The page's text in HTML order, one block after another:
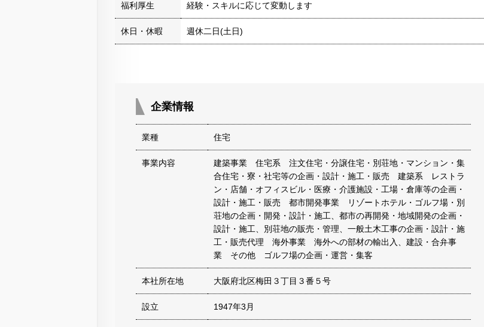
福利厚生
経験・スキルに応じて変動します
休日・休暇 週休二日(土日)
企業情報
業種 住宅
事業内容
建築事業 住宅系 注文住宅・分譲住宅・別荘地・マンション・集
合住宅・寮・社宅等の企画・設計・施工・販売 建築系 レストラ
ン・店舗・オフィスビル・医療・介護施設・工場・倉庫等の企画・
設計・施工・販売 都市開発事業 リゾートホテル・ゴルフ場・別
荘地の企画・開発・設計・施工、都市の再開発・地域開発の企画・
設計・施工、別荘地の販売・管理、一般土木工事の企画・設計・施
工・販売代理 海外事業 海外への部材の輸出入、建設・合弁事
業 その他 ゴルフ場の企画・運営・集客
本社所在地 大阪府北区梅田３丁目３番５号
設立 1947年3月